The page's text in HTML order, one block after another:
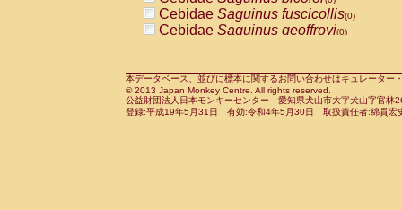
CercopithecidaeCercocebus
CercopithecidaeCercocebushybrid
CercopithecidaePapio anubis(0)
CercopithecidaePapio cynocephalus
CercopithecidaePapio hamadryas(0)
Cebidae Saguinus fuscicollis(0)
Cebidae Saguinus geoffroyi(0)
CebidaeSaguinus leucopus(0)
CebidaeSaguinus midas(0)
Cebidae Saguinus mystax(0)
本データベース、並びに標本に関するお問い合わせはキュレータ
© 2013 Japan Monkey Centre. All rights reserved.
公益財団法人日本モンキーセンター 愛知県犬山市大字犬山字官
登録:平成19年5月31日 有効:令和4年5月30日 取扱責任者:綿貫宏